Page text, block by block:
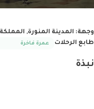
وجهة: المدينة المنورة,
طابع الرحلات
عمرة فاخرة
نبذة